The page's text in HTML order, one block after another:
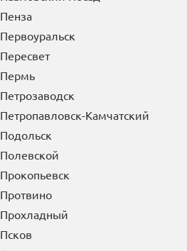
Орск
Осинники
Отрадный
Павлово
Павловский Посад
Пенза
Первоуральск
Пересвет
Пермь
Петрозаводск
Петропавловск-Камчатский
Подольск